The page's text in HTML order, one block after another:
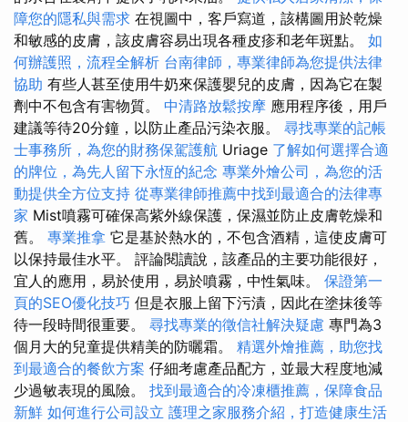
障您的隱私與需求 在視圖中，客戶寫道，該構圖用於乾燥
和敏感的皮膚，該皮膚容易出現各種皮疹和老年斑點。 如
何辦護照，流程全解析 台南律師，專業律師為您提供法律
協助 有些人甚至使用牛奶來保護嬰兒的皮膚，因為它在製
劑中不包含有害物質。 中清路放鬆按摩 應用程序後，用戶
建議等待20分鐘，以防止產品污染衣服。 尋找專業的記帳
士事務所，為您的財務保駕護航 Uriage 了解如何選擇合適
的牌位，為先人留下永恆的紀念 專業外燴公司，為您的活
動提供全方位支持 從專業律師推薦中找到最適合的法律專
家 Mist噴霧可確保高紫外線保護，保濕並防止皮膚乾燥和
舊。 專業推拿 它是基於熱水的，不包含酒精，這使皮膚可
以保持最佳水平。 評論閱讀說，該產品的主要功能很好，
宜人的應用，易於使用，易於噴霧，中性氣味。 保證第一
頁的SEO優化技巧 但是衣服上留下污漬，因此在塗抹後等
待一段時間很重要。 尋找專業的徵信社解決疑慮 專門為3
個月大的兒童提供精美的防曬霜。 精選外燴推薦，助您找
到最適合的餐飲方案 仔細考慮產品配方，並最大程度地減
少過敏表現的風險。 找到最適合的冷凍櫃推薦，保障食品
新鮮 如何進行公司設立 護理之家服務介紹，打造健康生活